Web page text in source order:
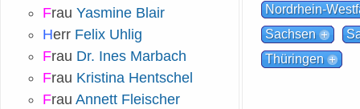
Nordrhein-
Sachsen
Thüringen
Frau Yasmine Blair
Herr Felix Uhlig
Frau Dr. Ines Marbach
Frau Kristina Hentschel
Frau Annett Fleischer